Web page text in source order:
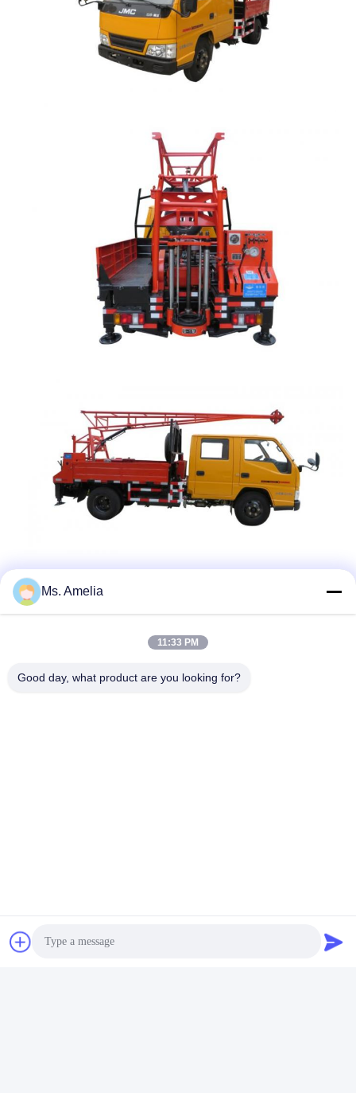
Ετικέτες:
Εγκαταστάσεις Γεώτρησης Τρυπανιών Πυρήνων
Διάτρηση Πυρήνων Διαμαντιών
86-18051930311
Ms. Amelia
11:33 PM
Good day, what product are you looking for?